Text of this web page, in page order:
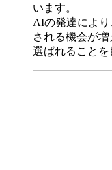
います。
AIの発達によ
される機会が
選ばれることを